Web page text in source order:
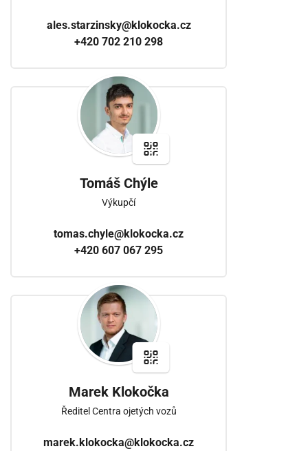
ales.starzinsky@klokocka.cz
+420 702 210 298
Tomáš Chýle
Výkupčí
tomas.chyle@klokocka.cz
+420 607 067 295
Marek Klokočka
Ředitel Centra ojetých vozů
marek.klokocka@klokocka.cz